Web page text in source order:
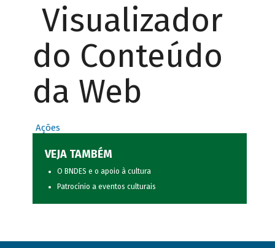
Visualizador
do Conteúdo
da Web
Ações
VEJA TAMBÉM
O BNDES e o apoio à cultura
Patrocínio a eventos culturais